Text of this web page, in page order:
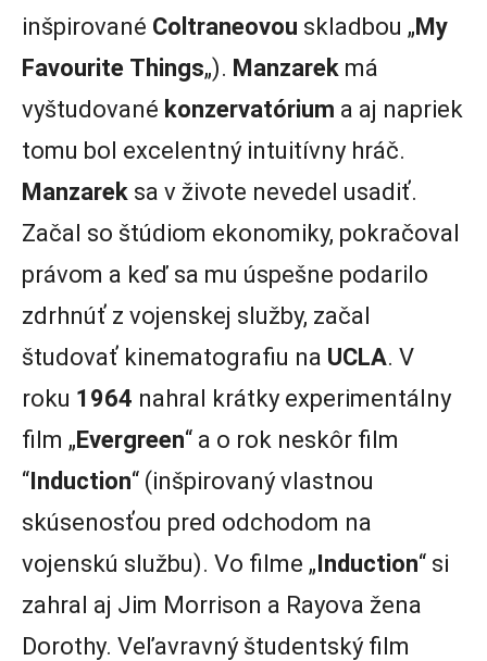
inšpirované Coltraneovou skladbou „My
Favourite Things„). Manzarek má
vyštudované konzervatórium a aj napriek
tomu bol excelentný intuitívny hráč.
Manzarek sa v živote nevedel usadiť.
Začal so štúdiom ekonomiky, pokračoval
právom a keď sa mu úspešne podarilo
zdrhnúť z vojenskej služby, začal
študovať kinematografiu na UCLA. V
roku 1964 nahral krátky experimentálny
film „Evergreen“ a o rok neskôr film
“Induction“ (inšpirovaný vlastnou
skúsenosťou pred odchodom na
vojenskú službu). Vo filme „Induction“ si
zahral aj Jim Morrison a Rayova žena
Dorothy. Veľavravný študentský film